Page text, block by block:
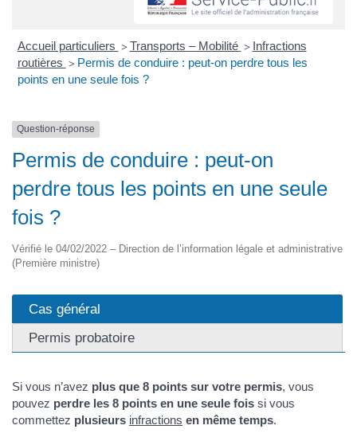
Accueil particuliers > Transports – Mobilité > Infractions
routières > Permis de conduire : peut-on perdre tous les
points en une seule fois ?
Question-réponse
Permis de conduire : peut-on
perdre tous les points en une seule
fois ?
Vérifié le 04/02/2022 – Direction de l’information légale et administrative
(Première ministre)
Cas général
Permis probatoire
Si vous n’avez plus que 8 points sur votre permis, vous
pouvez perdre les 8 points en une seule fois si vous
commettez plusieurs infractions en même temps.